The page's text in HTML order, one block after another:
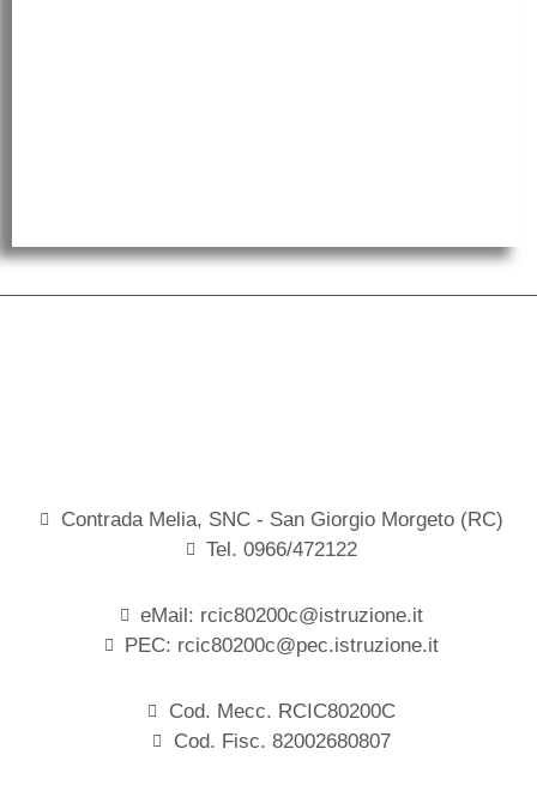
Contrada Melia, SNC - San Giorgio Morgeto (RC)
Tel. 0966/472122
eMail: rcic80200c@istruzione.it
PEC: rcic80200c@pec.istruzione.it
Cod. Mecc. RCIC80200C
Cod. Fisc. 82002680807